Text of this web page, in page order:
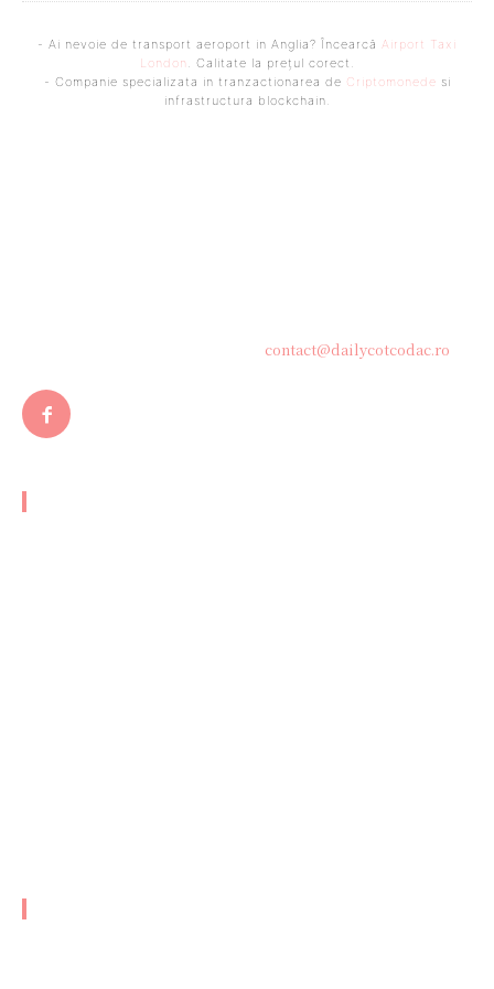
- Ai nevoie de transport aeroport in Anglia? Încearcă Airport Taxi
London . Calitate la prețul corect.
- Companie specializata in tranzactionarea de Criptomonede si
infrastructura blockchain.
contact@dailycotcodac.ro